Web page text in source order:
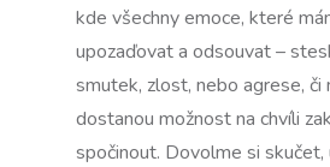
kde všechny emoce, které
upozaďovat a odsouvat –
smutek, zlost, nebo agrese, či
dostanou možnost na chvíli
spočinout. Dovolme si skučet,